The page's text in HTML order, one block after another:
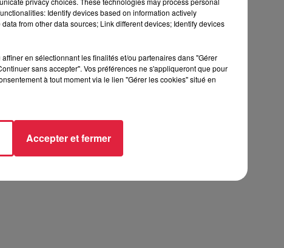
Identify devices based on information actively
from other data sources; Link different devices; Identify devices
en sélectionnant les finalités et/ou partenaires dans "Gérer
sans accepter". Vos préférences ne s'appliqueront que pour
à tout moment via le lien "Gérer les cookies" situé en
Accepter et fermer